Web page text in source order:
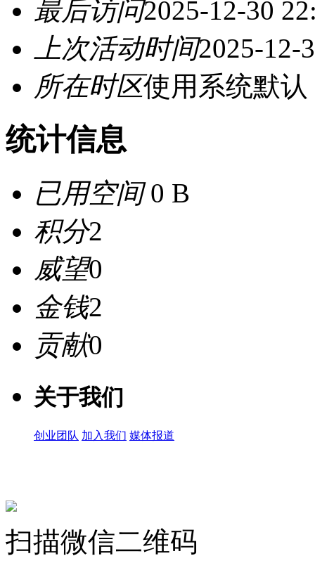
最后访问2025-12-30
上次活动时间2025-12-
所在时区使用系统默认
统计信息
已用空间0 B
积分2
威望0
金钱2
贡献0
关于我们
创业团队 加入我们 媒体报道
扫描微信二维码